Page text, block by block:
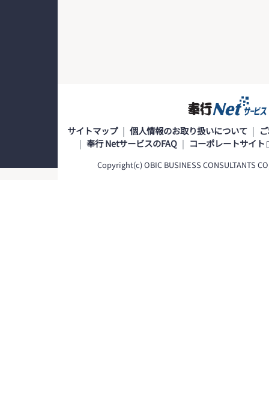
サイトマップ 個人情報のお取り扱いについて
奉行 NetサービスのFAQ
コーポレートサイト
Copyright(c) OBIC BUSINESS CONSULTANTS